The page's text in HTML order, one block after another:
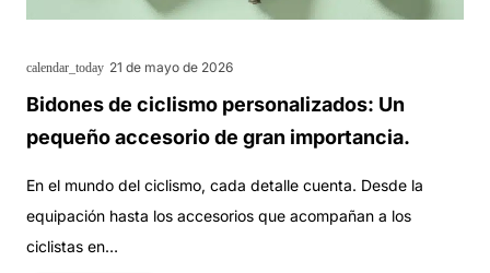
calendar_today 21 de mayo de 2026
Bidones de ciclismo personalizados: Un
pequeño accesorio de gran importancia.
En el mundo del ciclismo, cada detalle cuenta. Desde la
equipación hasta los accesorios que acompañan a los
ciclistas en…